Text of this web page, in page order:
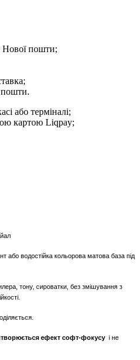
Нової пошти;
пошти.
або терміналі;
картою Liqpay;
або водостійка кольорова матова база під
тону, сироватки, без змішування з
ефект софт-фокусу і не